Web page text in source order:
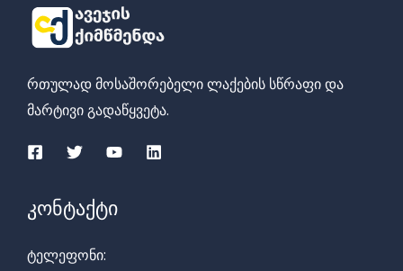
რთულად მოსაშორებელი ლაქების სწრაფი და
მარტივი გადაწყვეტა.
კონტაქტი
ტელეფონი: